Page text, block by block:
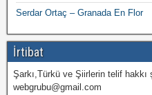
Serdar Ortaç – Granada En Flor
İrtibat
Şarkı,Türkü ve Şiirlerin telif
webgrubu@gmail.com